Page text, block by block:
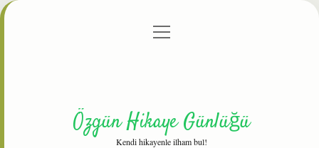
Gizlilik Politikası
menüyü
Özgün Hikaye Günlüğü
Kendi hikayenle ilham bul!